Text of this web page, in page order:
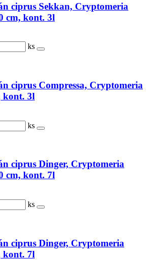
ciprus Sekkan, Cryptomeria
cm, kont. 3l
ks
ciprus Compressa, Cryptomeria
kont. 3l
ks
ciprus Dinger, Cryptomeria
cm, kont. 7l
ks
ciprus Dinger, Cryptomeria
kont. 7l